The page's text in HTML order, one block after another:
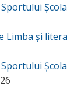
Limba și